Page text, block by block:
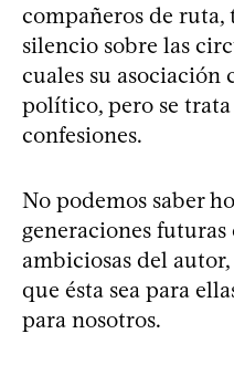
compañeros de
silencio sobre las
cuales su asociación
político, pero se
confesiones.
No podemos saber
generaciones futuras
ambiciosas del
que ésta sea para
para nosotros.